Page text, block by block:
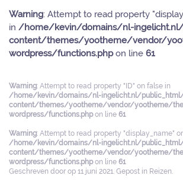
Warning: Attempt to read property
in /home/kevin/domains/nl-
content/themes/yootheme/vendor/
wordpress/functions.phpon line 61
Warning: Attempt to read property "ID" on false in
/home/kevin/domains/nl-ingelicht.nl/
content/themes/yootheme/vendor/yootheme/
wordpress/functions.phpon line 61
Warning: Attempt to read property "display_name"
/home/kevin/domains/nl-ingelicht.nl/
content/themes/yootheme/vendor/yootheme/
wordpress/functions.phpon line 61
Geschreven door op 11 juni 2021. Gepost in Reizen.